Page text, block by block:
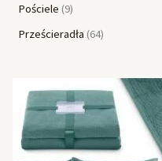
Pościele 9
Prześcieradła 64